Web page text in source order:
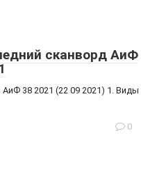
сканворд АиФ
38 2021 (22 09 2021) 1. Виды
0